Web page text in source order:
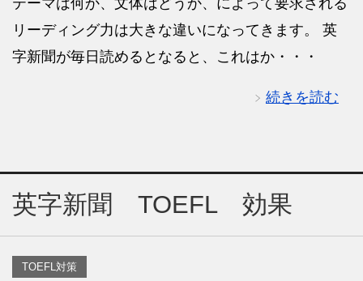
リーディング力は大きな違いになってきます。 英
字新聞が毎日読めるとなると、これはか・・・
続きを読む
英字新聞 TOEFL 効果
TOEFL対策